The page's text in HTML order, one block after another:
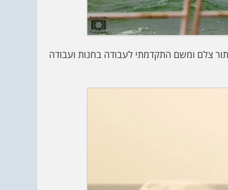
צלם ומשם התקדמתי לעבודה בחנות ועבודה